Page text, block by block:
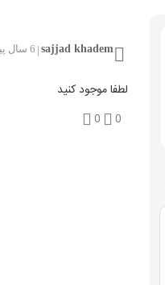
sajjad khadem 6 سال پیش
لطفا موجود کنید
0
0